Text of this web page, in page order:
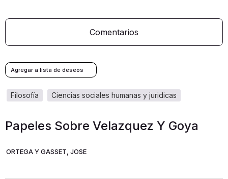
Comentarios
ciencias sociales humanas y juridicas
filosofía
Papeles Sobre Velazquez Y Goya
ORTEGA Y GASSET, JOSE